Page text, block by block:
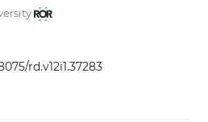
rd.v12i1.37283